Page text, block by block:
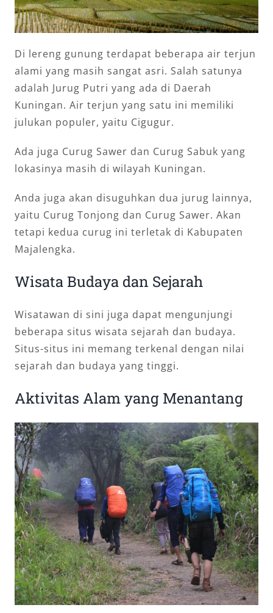
Di lereng gunung terdapat beberapa air terjun
alami yang masih sangat asri. Salah satunya
adalah Jurug Putri yang ada di Daerah
Kuningan. Air terjun yang satu ini memiliki
julukan populer, yaitu Cigugur.
Ada juga Curug Sawer dan Curug Sabuk yang
lokasinya masih di wilayah Kuningan.
Anda juga akan disuguhkan dua jurug lainnya,
yaitu Curug Tonjong dan Curug Sawer. Akan
tetapi kedua curug ini terletak di Kabupaten
Majalengka.
Wisata Budaya dan Sejarah
Wisatawan di sini juga dapat mengunjungi
beberapa situs wisata sejarah dan budaya.
Situs-situs ini memang terkenal dengan nilai
sejarah dan budaya yang tinggi.
Aktivitas Alam yang Menantang